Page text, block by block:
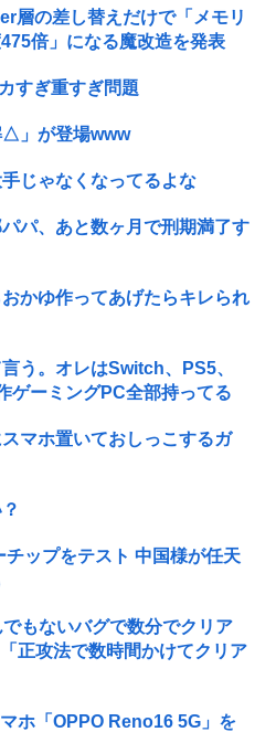
層の差し替えだけで「メモリ
倍」になる魔改造を発表
すぎ重すぎ問題
△」が登場www
じゃなくなってるよな
パパ、あと数ヶ月で刑期満了す
かゆ作ってあげたらキレられ
う。オレはSwitch、PS5、
ゲーミングPC全部持ってる
マホ置いておしっこするガ
ップをテスト 中国様が任天
もないバグで数分でクリア
正攻法で数時間かけてクリア
ホ「OPPO Reno16 5G」を